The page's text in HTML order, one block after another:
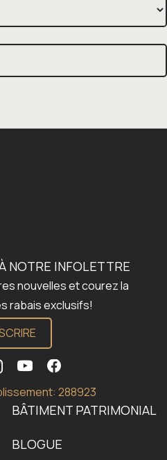
BÂTIMENT PATRIMONIAL
BLOGUE
NOTRE INFOLETTRE
nouvelles et courez la
rabais exclusifs!
288923